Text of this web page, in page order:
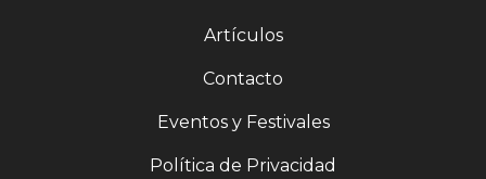
Artículos
Contacto
Eventos y Festivales
Política de Privacidad